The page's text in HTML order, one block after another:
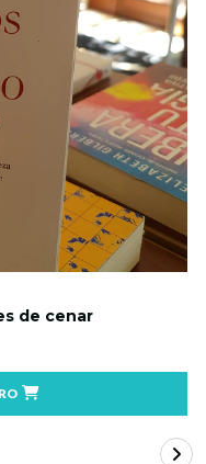
de cenar